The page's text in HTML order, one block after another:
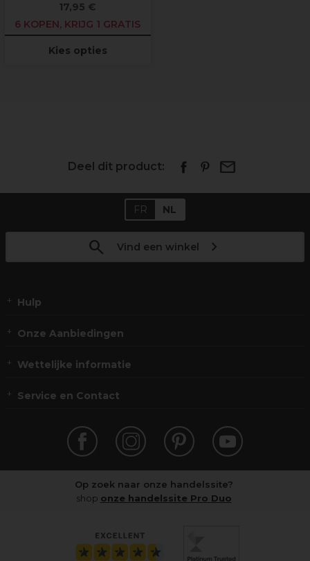
17,95 €
6 KOPEN, KRIJG 1 GRATIS
Kies opties
Deel dit product:
FR NL
Vind een winkel
Hulp
Onze Aanbiedingen
Wettelijke informatie
Service en Contact
Op zoek naar onze handelssite?
shop onze handelssite Pro Duo